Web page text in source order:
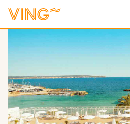
Se bilder og film